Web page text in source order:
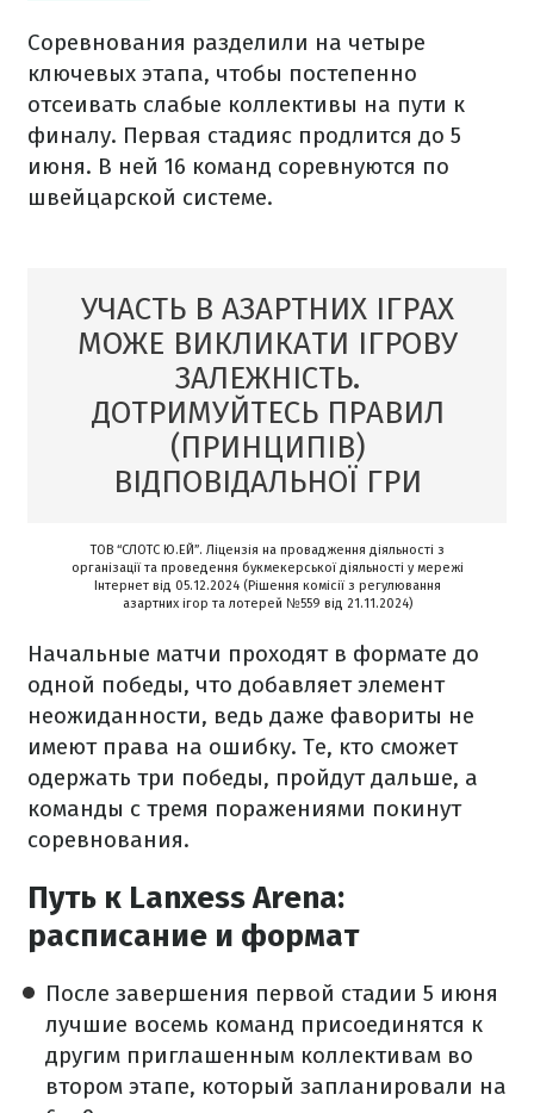
Соревнования разделили на четыре
ключевых этапа, чтобы постепенно
отсеивать слабые коллективы на пути к
финалу. Первая стадияс продлится до 5
июня. В ней 16 команд соревнуются по
швейцарской системе.
УЧАСТЬ В АЗАРТНИХ ІГРАХ
МОЖЕ ВИКЛИКАТИ ІГРОВУ
ЗАЛЕЖНІСТЬ.
ДОТРИМУЙТЕСЬ ПРАВИЛ
(ПРИНЦИПІВ)
ВІДПОВІДАЛЬНОЇ ГРИ
ТОВ “СЛОТС Ю.ЕЙ”. Ліцензія на провадження діяльності з
організації та проведення букмекерської діяльності у мережі
Інтернет від 05.12.2024 (Рішення комісії з регулювання
азартних ігор та лотерей №559 від 21.11.2024)
Начальные матчи проходят в формате до
одной победы, что добавляет элемент
неожиданности, ведь даже фавориты не
имеют права на ошибку. Те, кто сможет
одержать три победы, пройдут дальше, а
команды с тремя поражениями покинут
соревнования.
Путь к Lanxess Arena:
расписание и формат
После завершения первой стадии 5 июня
лучшие восемь команд присоединятся к
другим приглашенным коллективам во
втором этапе, который запланировали на